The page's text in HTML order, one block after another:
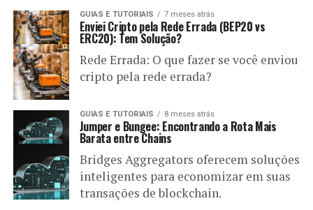
GUIAS E TUTORIAIS 7 meses atrás
Enviei Cripto pela Rede Errada (BEP20 vs
ERC20): Tem Solução?
Rede Errada: O que fazer se você enviou
cripto pela rede errada?
GUIAS E TUTORIAIS 8 meses atrás
Jumper e Bungee: Encontrando a Rota Mais
Barata entre Chains
Bridges Aggregators oferecem soluções
inteligentes para economizar em suas
transações de blockchain.